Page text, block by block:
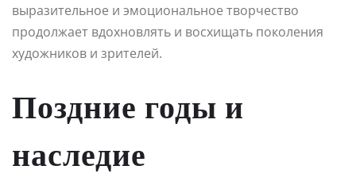
выразительное и эмоциональное творчество
продолжает вдохновлять и восхищать поколения
художников и зрителей.
Поздние годы и
наследие